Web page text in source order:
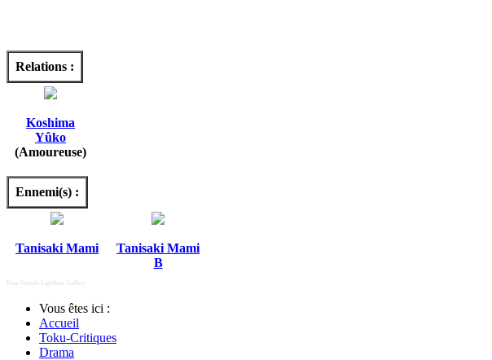
Relations :
Koshima
Yûko
(Amoureuse)
Ennemi(s) :
Tanisaki Mami
Tanisaki Mami
B
Free Joomla Lightbox Gallery
Vous êtes ici :
Accueil
Toku-Critiques
Drama